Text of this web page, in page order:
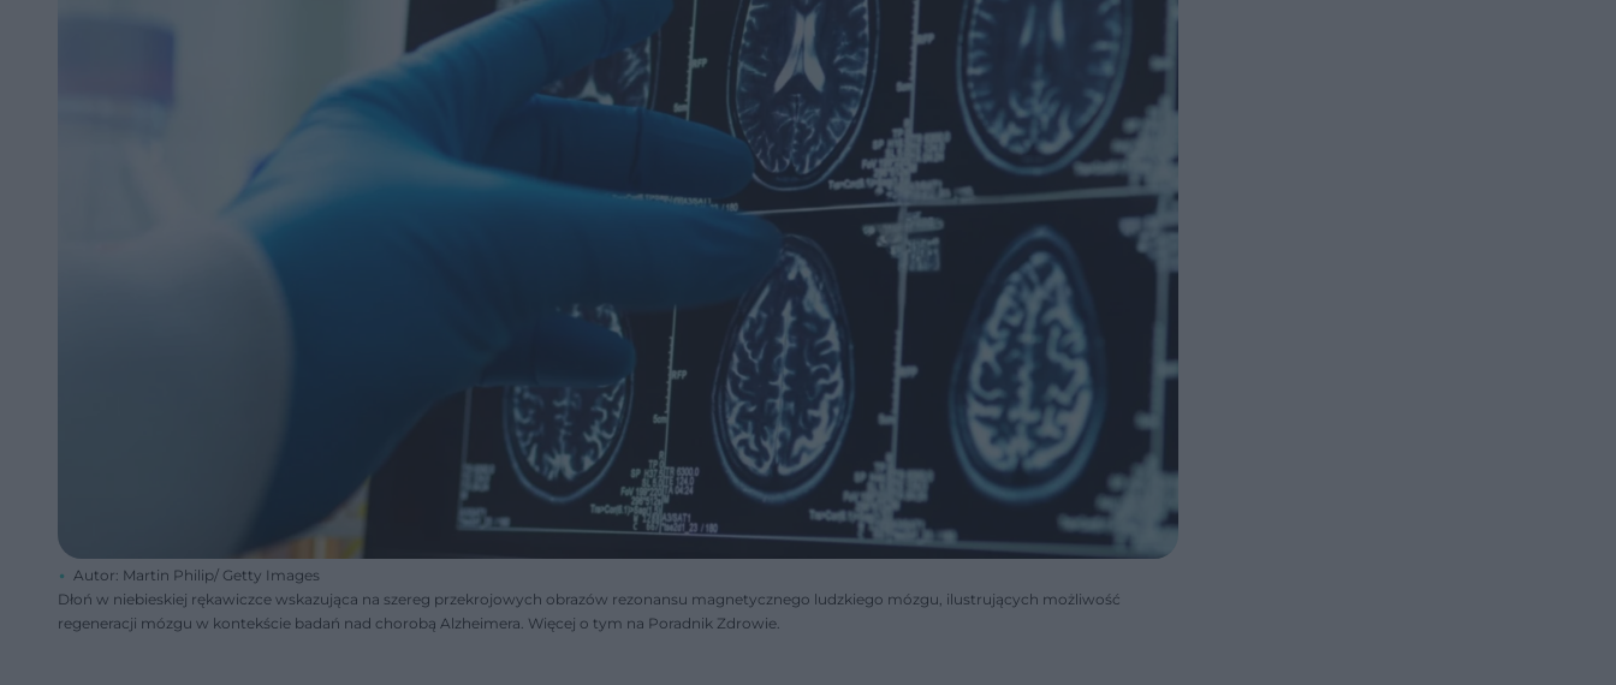
Autor: Martin Philip/ Getty Images
Dłoń w niebieskiej rękawiczce wskazująca na szereg przekrojowych obrazów rezonansu magnetycznego ludzkiego mózgu, ilustrujących możliwość
regeneracji mózgu w kontekście badań nad chorobą Alzheimera. Więcej o tym na Poradnik Zdrowie.